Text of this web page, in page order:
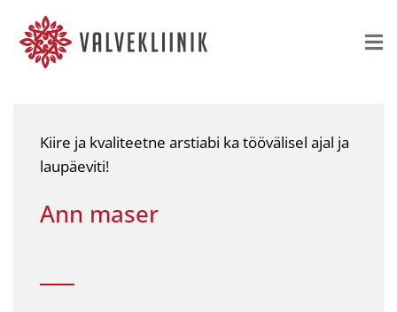
Kiire ja kvaliteetne arstiabi ka töövälisel ajal ja
laupäeviti!
Ann maser